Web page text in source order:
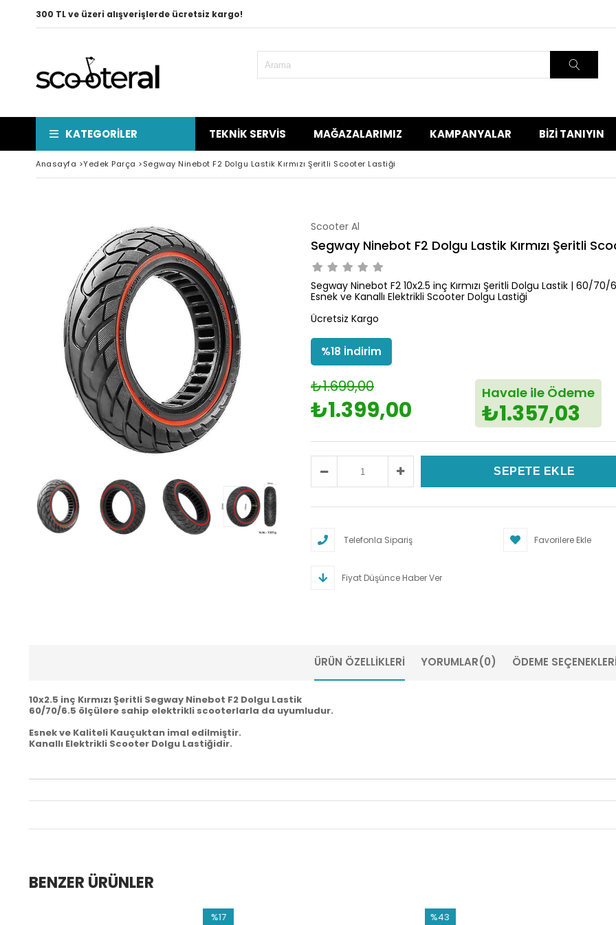
300 TL ve üzeri alışverişlerde ücretsiz kargo!
KATEGORILER TEKNIK SERVIS MAĞAZALARIMIZ KAMPANYALAR BIZI TANIYIN
Anasayfa >Yedek Parça >Segway Ninebot F2 Dolgu Lastik Kırmızı Şeritli Scooter Lastiği
Scooter Al
Segway Ninebot F2 Dolgu Lastik Kırmızı Şeritli
Segway Ninebot F2 10x2.5 inç Kırmızı Şeritli Dolgu Lastik | 60/70/
Esnek ve Kanallı Elektrikli Scooter Dolgu Lastiği
Ücretsiz Kargo
%18 İndirim
₺1.699,00
₺1.399,00
Havale ile Ödeme
₺1.357,03
Telefonla Sipariş Favorilere Ekle
Fiyat Düşünce Haber Ver
ÜRÜN ÖZELLIKLERI YORUMLAR(0) ÖDEME SEÇENEKLERI
10x2.5 inç Kırmızı Şeritli Segway Ninebot F2 Dolgu Lastik
60/70/6.5 ölçülere sahip elektrikli scooterlarla da uyumludur.
Esnek ve Kaliteli Kauçuktan imal edilmiştir.
Kanallı Elektrikli Scooter Dolgu Lastiğidir.
BENZER ÜRÜNLER
%17
%43